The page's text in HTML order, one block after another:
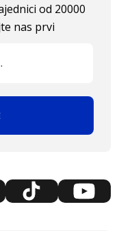
od 20000
nas prvi